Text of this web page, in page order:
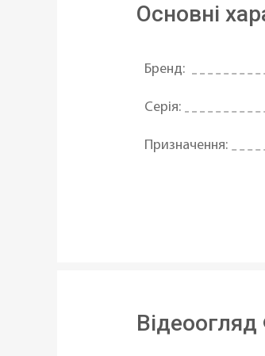
Основні
Бренд:
Серія:
Призначення:
Можливість